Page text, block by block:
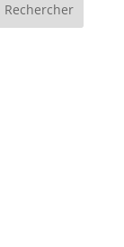
Rechercher